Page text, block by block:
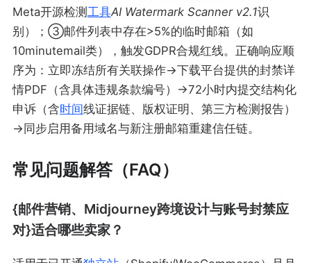
Meta开源检测工具AI Watermark Scanner v2.1识
别）；③邮件列表中存在>5%的临时邮箱（如
10minutemail类），触发GDPR合规红线。正确响应顺
序为：立即冻结所有关联操作→下载平台提供的封禁详
情PDF（含具体违规条款编号）→72小时内提交结构化
申诉（含时间线证据链、版权证明、第三方检测报告）
→同步启用备用域名与新注册邮箱重建信任链。
常见问题解答（FAQ）
{邮件营销、Midjourney跨境设计与账号封禁应
对}适合哪些卖家？